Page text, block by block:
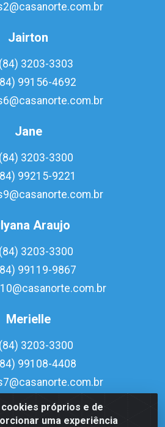
próprios e de
uma experiência
Jairton
(84) 3203-3303
99156-4692
Jane
(84) 3203-3300
99215-9221
Araujo
(84) 3203-3300
99119-9867
Merielle
(84) 3203-3300
99108-4408
Interventor Mário Câmara, 1815 -